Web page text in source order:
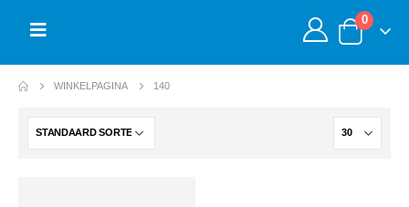
0
WINKELPAGINA 140